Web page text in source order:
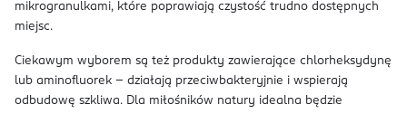
mikrogranulkami, które poprawiają czystość trudno dostępnych
miejsc.
Ciekawym wyborem są też produkty zawierające chlorheksydynę
lub aminofluorek – działają przeciwbakteryjnie i wspierają
odbudowę szkliwa. Dla miłośników natury idealna będzie